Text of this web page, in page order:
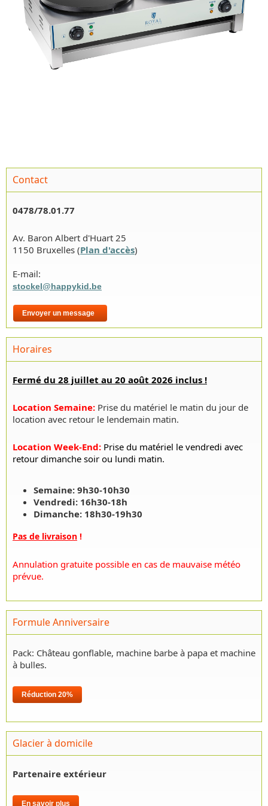
Contact
0478/78.01.77
Av. Baron Albert d'Huart 25
1150 Bruxelles (Plan d'accès)
E-mail:
stockel@happykid.be
Envoyer un message
Horaires
Fermé du 28 juillet au 20 août 2026 inclus !
Location Semaine: Prise du matériel le matin du jour de
location avec retour le lendemain matin.
Location Week-End: Prise du matériel le vendredi avec
retour dimanche soir ou lundi matin.
Semaine: 9h30-10h30
Vendredi: 16h30-18h
Dimanche: 18h30-19h30
Pas de livraison !
Annulation gratuite possible en cas de mauvaise météo
prévue.
Formule Anniversaire
Pack: Château gonflable, machine barbe à papa et machine
à bulles.
Réduction 20%
Glacier à domicile
Partenaire extérieur
En savoir plus